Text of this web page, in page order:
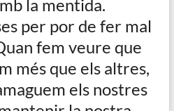
la mentida.
per por de fer mal
fem veure que
més que els altres,
els nostres